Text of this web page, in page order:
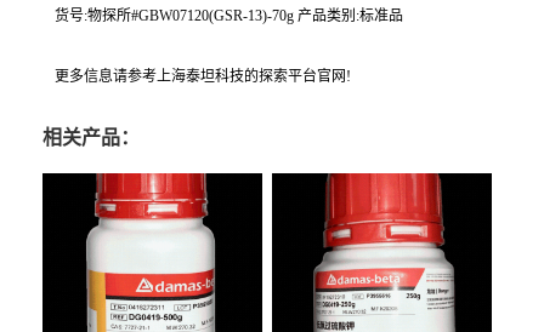
货号:物探所#GBW07120(GSR-13)-70g 产品类别:标准品
更多信息请参考上海泰坦科技的探索平台官网!
相关产品：